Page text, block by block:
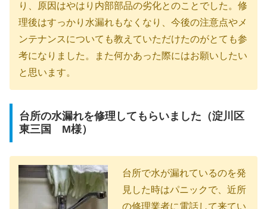
り、原因はやはり内部部品の劣化とのことでした。修
理後はすっかり水漏れもなくなり、今後の注意点やメ
ンテナンスについても教えていただけたのがとても参
考になりました。また何かあった際にはお願いしたい
と思います。
台所の水漏れを修理してもらいました（淀川区
東三国 M様）
台所で水が漏れているのを発
見した時はパニックで、近所
の修理業者に電話して来てい